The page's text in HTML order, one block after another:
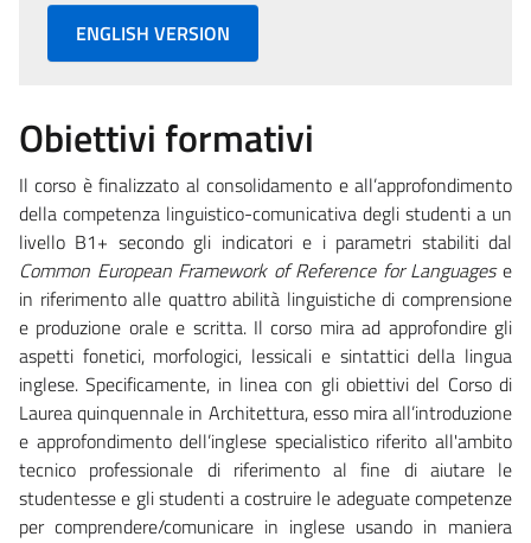
ENGLISH VERSION
Obiettivi formativi
Il corso è finalizzato al consolidamento e all’approfondimento
della competenza linguistico-comunicativa degli studenti a un
livello B1+ secondo gli indicatori e i parametri stabiliti dal
Common European Framework of Reference for Languagese
in riferimento alle quattro abilità linguistiche di comprensione
e produzione orale e scritta. Il corso mira ad approfondire gli
aspetti fonetici, morfologici, lessicali e sintattici della lingua
inglese. Specificamente, in linea con gli obiettivi del Corso di
Laurea quinquennale in Architettura, esso mira all’introduzione
e approfondimento dell’inglese specialistico riferito all'ambito
tecnico professionale di riferimento al fine di aiutare le
studentesse e gli studenti a costruire le adeguate competenze
per comprendere/comunicare in inglese usando in maniera